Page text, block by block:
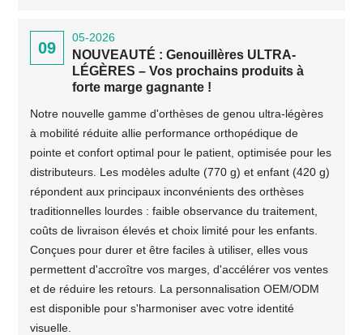
09
05-2026
NOUVEAUTÉ : Genouillères ULTRA-
LÉGÈRES – Vos prochains produits à
forte marge gagnante !
Notre nouvelle gamme d'orthèses de genou ultra-légères
à mobilité réduite allie performance orthopédique de
pointe et confort optimal pour le patient, optimisée pour les
distributeurs. Les modèles adulte (770 g) et enfant (420 g)
répondent aux principaux inconvénients des orthèses
traditionnelles lourdes : faible observance du traitement,
coûts de livraison élevés et choix limité pour les enfants.
Conçues pour durer et être faciles à utiliser, elles vous
permettent d'accroître vos marges, d'accélérer vos ventes
et de réduire les retours. La personnalisation OEM/ODM
est disponible pour s'harmoniser avec votre identité
visuelle.